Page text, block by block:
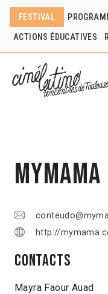
FESTIVAL
ACTIONS ÉDUCATIVES
Mymama
http://
Contacts
Mayra Faour Auad